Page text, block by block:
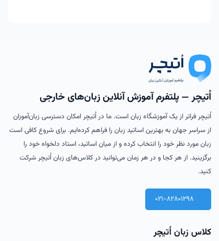
اُتیچر — پلتفرم آموزش آنلاین زبان‌های خارجی
اُتیچر فراتر از یک آموزشگاه زبان است. ما در اُتیچر امکان دسترسی زبان‌آموزان
از سراسر جهان به بهترین اساتید زبان را فراهم کرده‌ایم. برای شروع کافی است
زبان مورد نظر خود را انتخاب کرده و از میان اساتید، استاد دلخواه خود را
برگزینید. از هر کجا و در هر زمان می‌توانید در کلاس‌های زبان اُتیچر شرکت
کنید.
021-82801298
کلاس زبان اُتیچر